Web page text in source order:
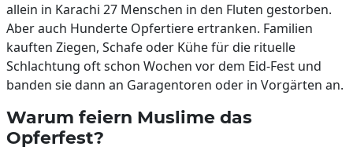
allein in Karachi 27 Menschen in den Fluten gestorben.
Aber auch Hunderte Opfertiere ertranken. Familien
kauften Ziegen, Schafe oder Kühe für die rituelle
Schlachtung oft schon Wochen vor dem Eid-Fest und
banden sie dann an Garagentoren oder in Vorgärten an.
Warum feiern Muslime das
Opferfest?